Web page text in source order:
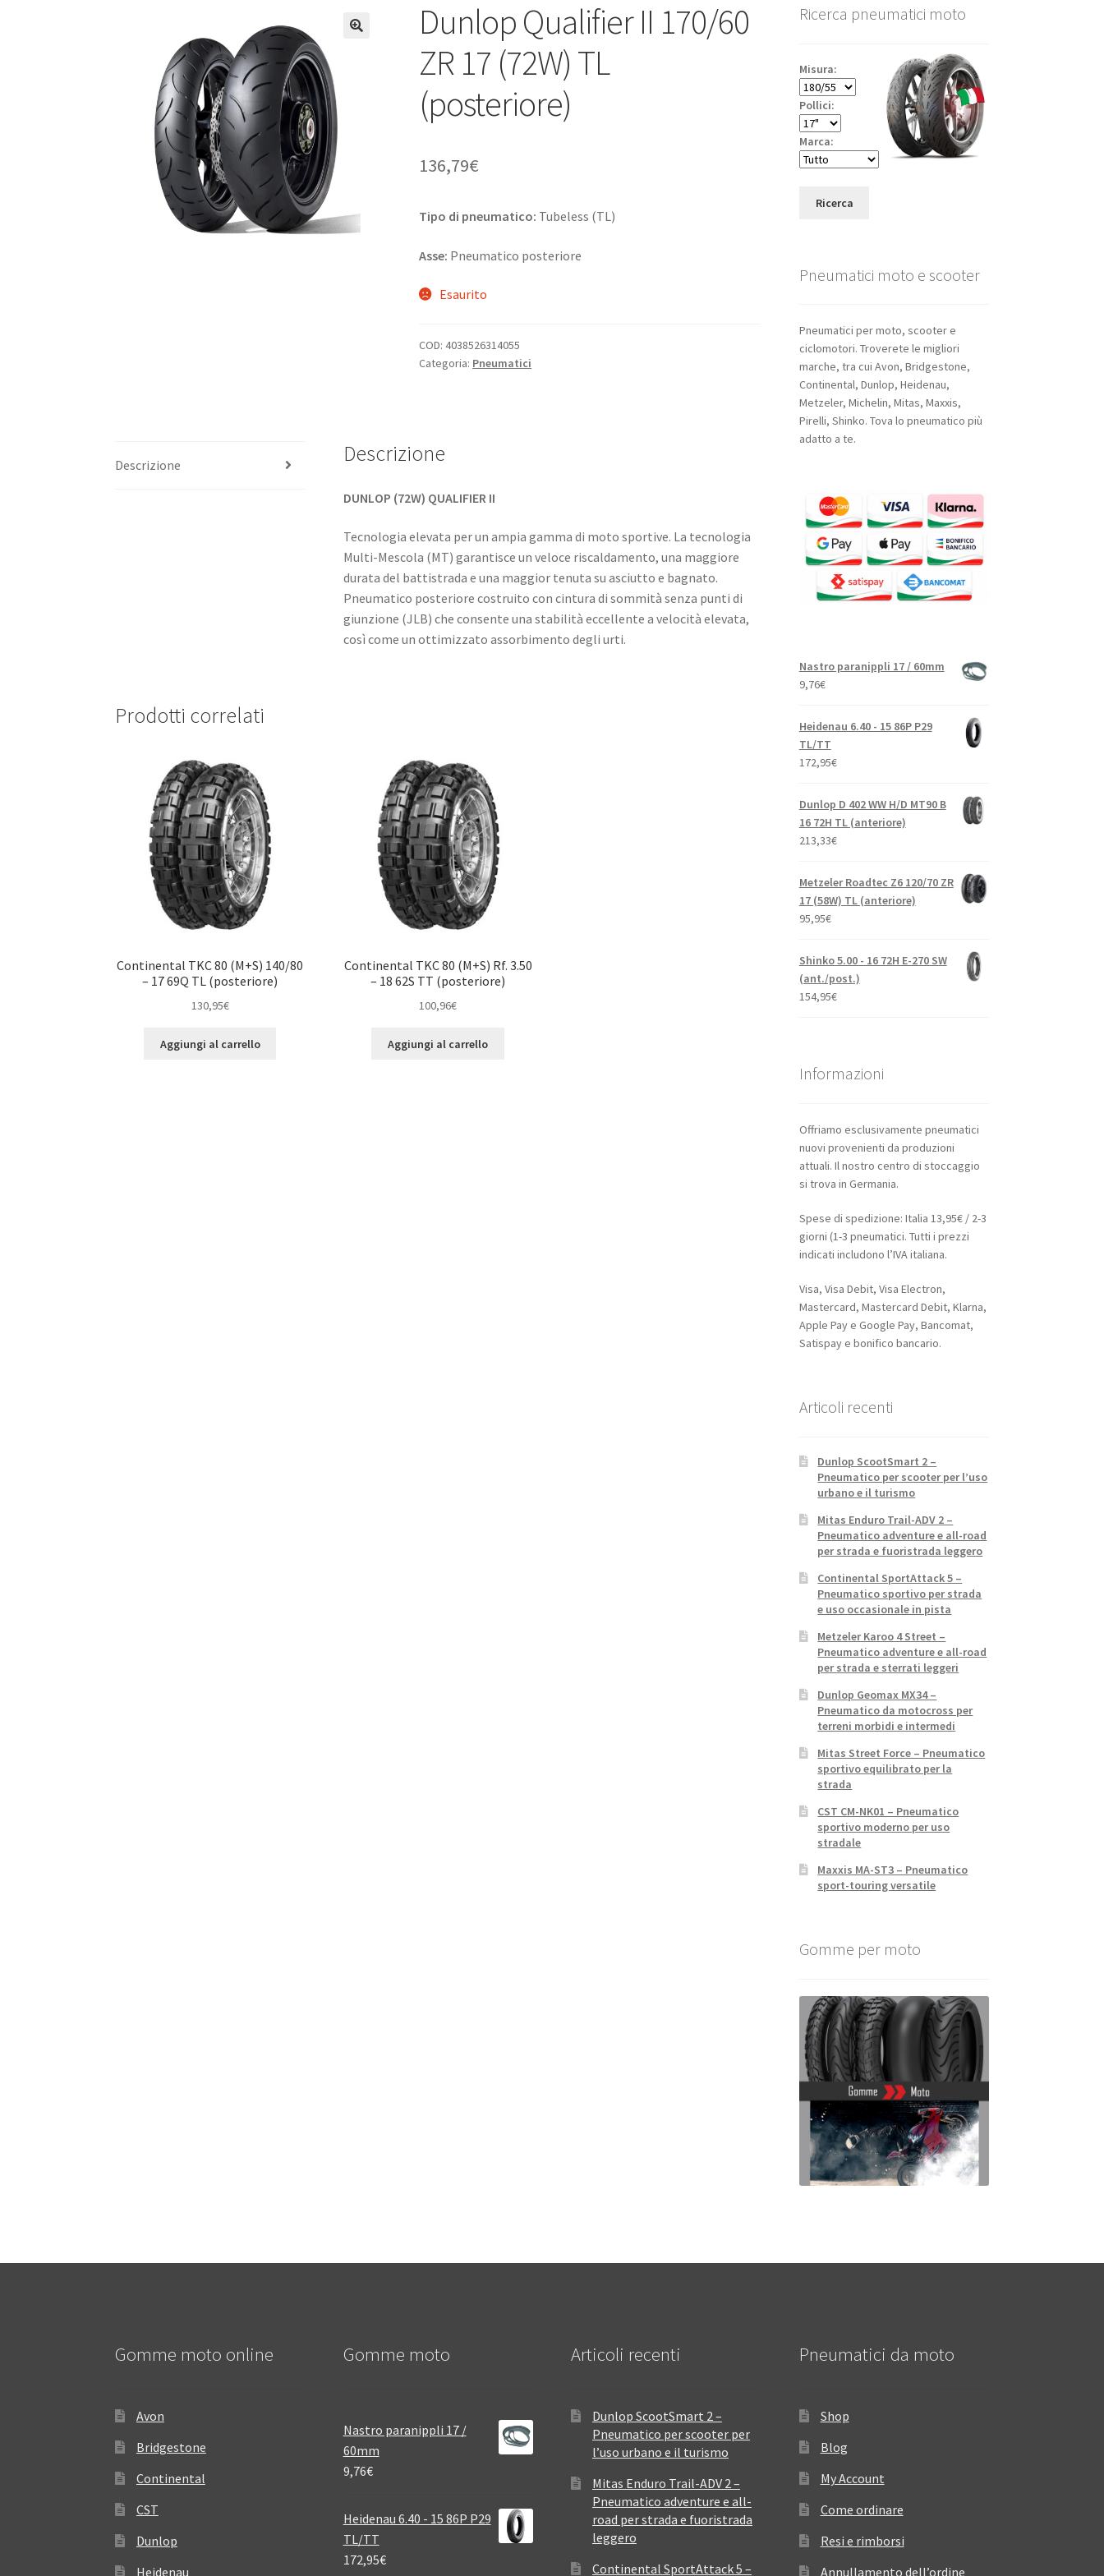
Dunlop Qualifier II 170/60
ZR 17 (72W) TL
(posteriore)
136,79€
Tipo di pneumatico: Tubeless (TL)
Asse: Pneumatico posteriore
Esaurito
COD:4038526314055
Categoria: Pneumatici
Descrizione Descrizione
DUNLOP (72W) QUALIFIER II
Tecnologia elevata per un ampia gamma di moto sportive. La tecnologia
Multi-Mescola (MT) garantisce un veloce riscaldamento, una maggiore
durata del battistrada e una maggior tenuta su asciutto e bagnato.
Pneumatico posteriore costruito con cintura di sommità senza punti di
giunzione (JLB) che consente una stabilità eccellente a velocità elevata,
così come un ottimizzato assorbimento degli urti.
Prodotti correlati
Continental TKC 80 (M+S) 140/80
– 17 69Q TL (posteriore)
130,95€
Aggiungi al carrello
Continental TKC 80 (M+S) Rf. 3.50
– 18 62S TT (posteriore)
100,96€
Aggiungi al carrello
Ricerca pneumatici moto
Misura:
Pollici:
Marca:
Ricerca
Pneumatici moto e scooter
Pneumatici per moto, scooter e
ciclomotori. Troverete le migliori
marche, tra cui Avon, Bridgestone,
Continental, Dunlop, Heidenau,
Metzeler, Michelin, Mitas, Maxxis,
Pirelli, Shinko. Tova lo pneumatico più
adatto a te.
Nastro paranippli 17 / 60mm
9,76€
Heidenau 6.40 - 15 86P P29
TL/TT
172,95€
Dunlop D 402 WW H/D MT90 B
16 72H TL (anteriore)
213,33€
Metzeler Roadtec Z6 120/70 ZR
17 (58W) TL (anteriore)
95,95€
Shinko 5.00 - 16 72H E-270 SW
(ant./post.)
154,95€
Informazioni
Offriamo esclusivamente pneumatici
nuovi provenienti da produzioni
attuali. Il nostro centro di stoccaggio
si trova in Germania.
Spese di spedizione: Italia 13,95€ / 2-3
giorni (1-3 pneumatici. Tutti i prezzi
indicati includono l’IVA italiana.
Visa, Visa Debit, Visa Electron,
Mastercard, Mastercard Debit, Klarna,
Apple Pay e Google Pay, Bancomat,
Satispay e bonifico bancario.
Articoli recenti
Dunlop ScootSmart 2 –
Pneumatico per scooter per l’uso
urbano e il turismo
Mitas Enduro Trail-ADV 2 –
Pneumatico adventure e all-road
per strada e fuoristrada leggero
Continental SportAttack 5 –
Pneumatico sportivo per strada
e uso occasionale in pista
Metzeler Karoo 4 Street –
Pneumatico adventure e all-road
per strada e sterrati leggeri
Dunlop Geomax MX34 –
Pneumatico da motocross per
terreni morbidi e intermedi
Mitas Street Force – Pneumatico
sportivo equilibrato per la
strada
CST CM-NK01 – Pneumatico
sportivo moderno per uso
stradale
Maxxis MA-ST3 – Pneumatico
sport-touring versatile
Gomme per moto
Gomme moto online
Avon
Bridgestone
Continental
CST
Dunlop
Heidenau
Gomme moto
Nastro paranippli 17 /
60mm
9,76€
Heidenau 6.40 - 15 86P P29
TL/TT
172,95€
Articoli recenti
Dunlop ScootSmart 2 –
Pneumatico per scooter per
l’uso urbano e il turismo
Mitas Enduro Trail-ADV 2 –
Pneumatico adventure e all-
road per strada e fuoristrada
leggero
Continental SportAttack 5 –
Pneumatici da moto
Shop
Blog
My Account
Come ordinare
Resi e rimborsi
Annullamento dell’ordine